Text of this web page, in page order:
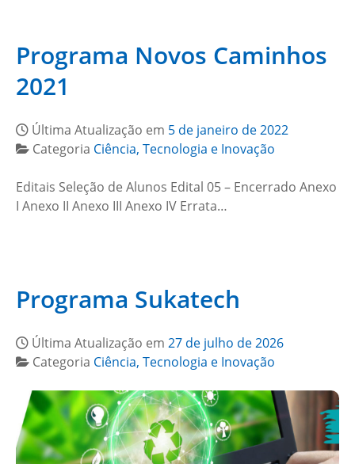
Programa Novos Caminhos
2021
Última Atualização em 5 de janeiro de 2022
Categoria Ciência, Tecnologia e Inovação
Editais Seleção de Alunos Edital 05 – Encerrado Anexo
I Anexo II Anexo III Anexo IV Errata…
Programa Sukatech
Última Atualização em 27 de julho de 2026
Categoria Ciência, Tecnologia e Inovação